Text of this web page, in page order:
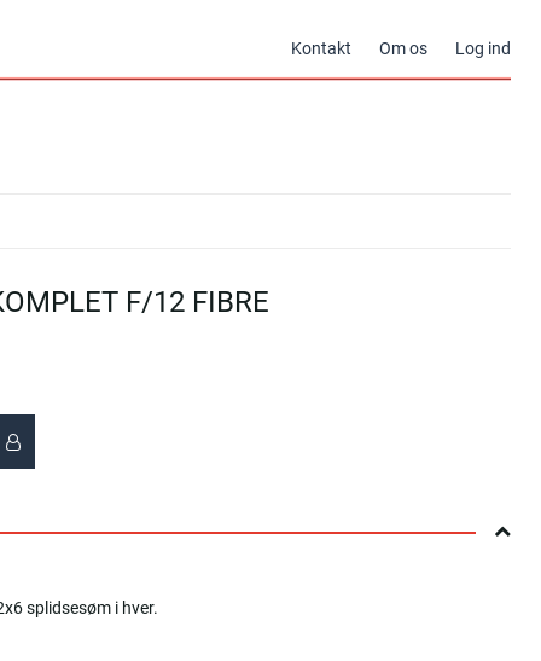
Kontakt Om os Log ind
F/12 FIBRE
splidsesøm i hver.